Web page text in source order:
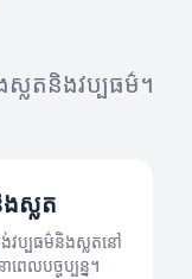
លតនិងវប្បធម៌។
ស្លត
ង់វប្បធម៌និងស្លតនៅ
ពេលបច្ចុប្បន្ន។